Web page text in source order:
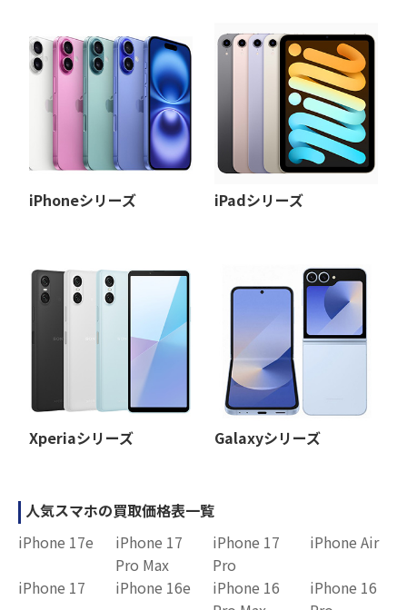
iPhoneシリーズ iPadシリーズ
Xperiaシリーズ Galaxyシリーズ
人気スマホの買取価格表一覧
iPhone 17e
iPhone 17
Pro Max
iPhone 17
Pro
iPhone Air
iPhone 17 iPhone 16e
iPhone 16
iPhone 16